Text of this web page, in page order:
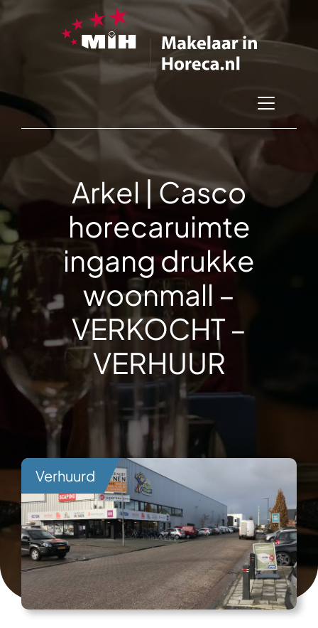
Arkel | Casco
horecaruimte
ingang drukke
woonmall –
VERKOCHT –
VERHUUR
Verhuurd